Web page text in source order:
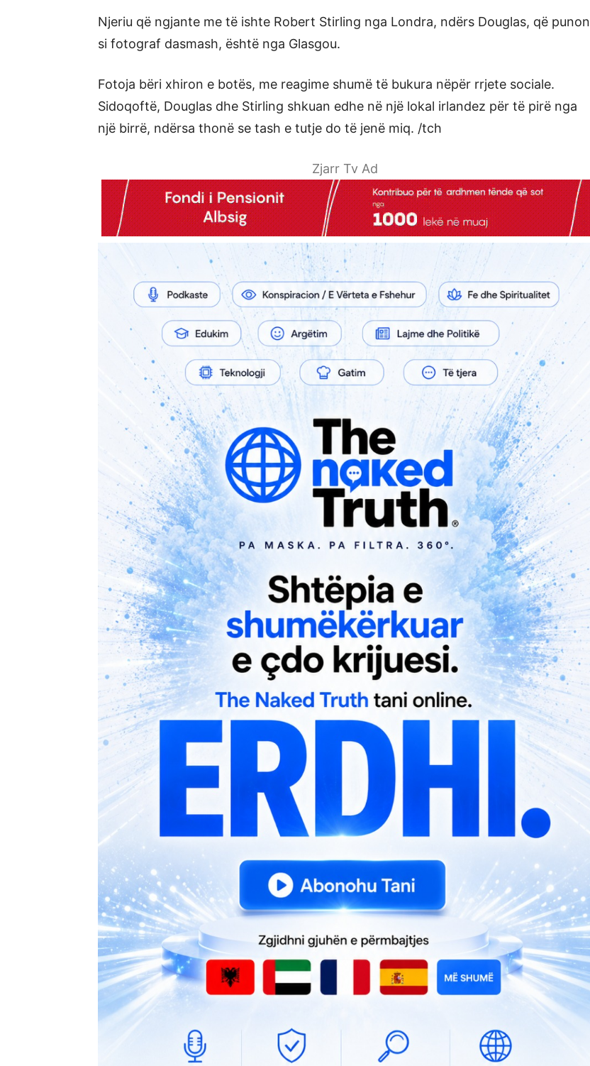
Njeriu që ngjante me të ishte Robert Stirling nga Londra, ndërs Douglas, që punon
si fotograf dasmash, është nga Glasgou.
Fotoja bëri xhiron e botës, me reagime shumë të bukura nëpër rrjete sociale.
Sidoqoftë, Douglas dhe Stirling shkuan edhe në një lokal irlandez për të pirë nga
një birrë, ndërsa thonë se tash e tutje do të jenë miq. /tch
Zjarr Tv Ad